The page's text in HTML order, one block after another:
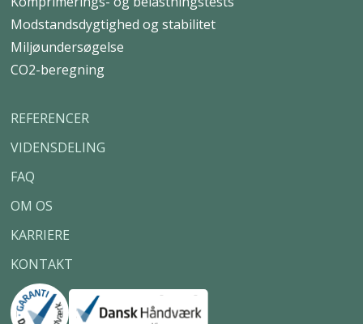
Modstandsdygtighed og stabilitet
Miljøundersøgelse
CO2-beregning
REFERENCER
VIDENSDELING
FAQ
OM OS
KARRIERE
KONTAKT